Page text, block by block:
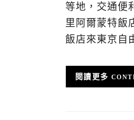
等地，交通便
里阿爾蒙特飯
飯店來東京自